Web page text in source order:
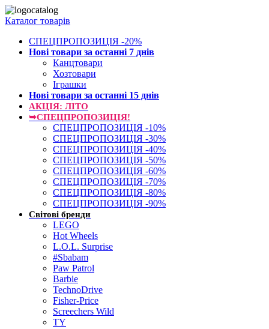
Каталог товарів
СПЕЦПРОПОЗИЦІЯ -20%
Нові товари за останнi 7 днiв
Канцтовари
Хозтовари
Іграшки
Нові товари за останнi 15 днiв
АКЦІЯ: ЛІТО
➥СПЕЦПРОПОЗИЦІЯ!
СПЕЦПРОПОЗИЦІЯ -10%
СПЕЦПРОПОЗИЦІЯ -30%
СПЕЦПРОПОЗИЦІЯ -40%
СПЕЦПРОПОЗИЦІЯ -50%
СПЕЦПРОПОЗИЦІЯ -60%
СПЕЦПРОПОЗИЦІЯ -70%
СПЕЦПРОПОЗИЦІЯ -80%
СПЕЦПРОПОЗИЦІЯ -90%
Світові бренди
LEGO
Hot Wheels
L.O.L. Surprise
#Sbabam
Paw Patrol
Barbie
TechnoDrive
Fisher-Price
Screechers Wild
TY